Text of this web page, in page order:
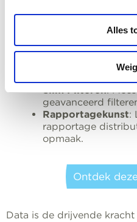
Alles
Geavanceerde
wereld van SQL,
geautomatiseerde
DAX-Diepgang:
Slim Filteren:
geavanceerd
Rapportagekunst:
rapportage
opmaak.
Ontdek
Data is de drijvende